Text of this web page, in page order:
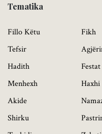
Tematika
Fillo Këtu
Tefsir
Hadith
Menhexh
Akide
Shirku
Fikh
Festat
Haxhi